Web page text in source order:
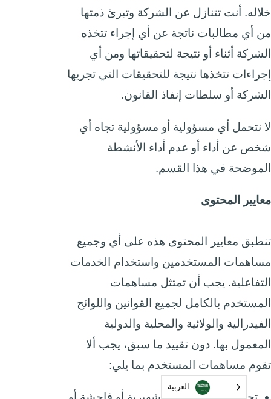
خلاله. أنت تتنازل عن الشركة وتبرئ ذمتها
من أي مطالبات ناتجة عن أي إجراء تتخذه
الشركة أثناء أو نتيجة لتحقيقاتها ومن أي
إجراءات تتخذها نتيجة للتحقيقات التي تجريها
الشركة أو سلطات إنفاذ القانون.
لا نتحمل أي مسؤولية أو مسؤولية تجاه أي
شخص عن أداء أو عدم أداء الأنشطة
الموضحة في هذا القسم.
معايير المحتوى
تنطبق معايير المحتوى هذه على أي وجميع
مساهمات المستخدمين واستخدام الخدمات
التفاعلية. يجب أن تمتثل مساهمات
المستخدم بالكامل لجميع القوانين واللوائح
الفيدرالية والولائية والمحلية والدولية
المعمول بها. دون تقييد ما سبق، يجب ألا
تقوم مساهمات المستخدم بما يلي:
العربية‏